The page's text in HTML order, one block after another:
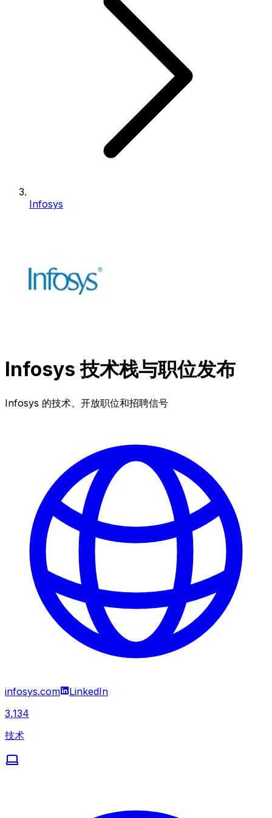
Infosys
Infosys 技术栈与职位发布
Infosys 的技术、开放职位和招聘信号
infosys.com
LinkedIn
3,134
技术